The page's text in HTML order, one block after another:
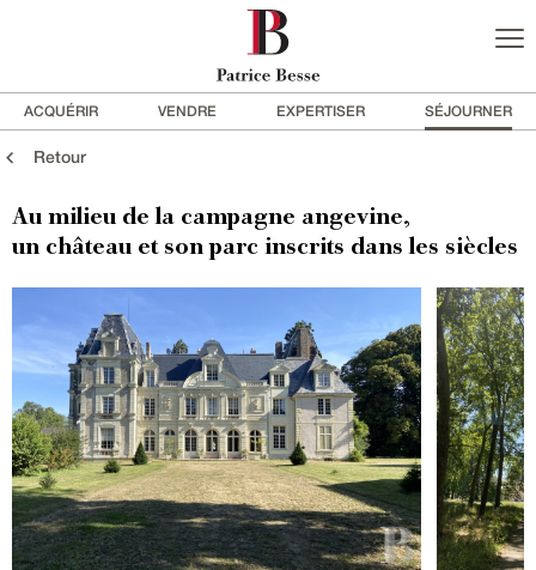
ACQUÉRIR VENDRE EXPERTISER SÉJOURNER
Retour
Au milieu de la campagne angevine,
un château et son parc inscrits dans les siècles